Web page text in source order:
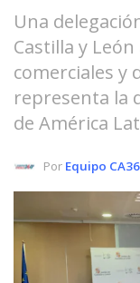
Una
Castilla y
comerciales y
representa la
de América
Por Equipo